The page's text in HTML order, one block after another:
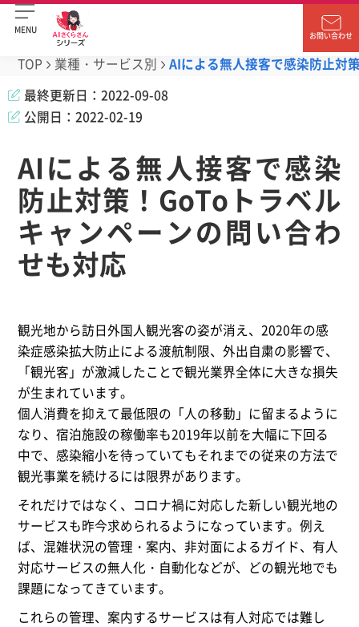
MENU
お問い合わせ
TOP 業種・サービス別
AIによる無人接客で感染防止対
最終更新日： 2022-09-08
公開日： 2022-02-19
AIによる無人接客で感染
防止対策！GoToトラベル
キャンペーンの問い合わ
せも対応
観光地から訪日外国人観光客の姿が消え、2020年の感
染症感染拡大防止による渡航制限、外出自粛の影響で、
「観光客」が激減したことで観光業界全体に大きな損失
が生まれています。
個人消費を抑えて最低限の「人の移動」に留まるように
なり、宿泊施設の稼働率も2019年以前を大幅に下回る
中で、感染縮小を待っていてもそれまでの従来の方法で
観光事業を続けるには限界があります。
それだけではなく、コロナ禍に対応した新しい観光地の
サービスも昨今求められるようになっています。例え
ば、混雑状況の管理・案内、非対面によるガイド、有人
対応サービスの無人化・自動化などが、どの観光地でも
課題になってきています。
これらの管理、案内するサービスは有人対応では難し